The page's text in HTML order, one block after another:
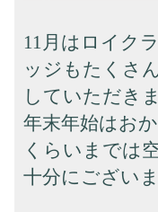
11月はロイク
ッジもたくさ
していただき
年末年始はお
くらいまでは
十分にござい